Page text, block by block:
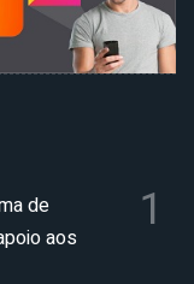
de
aos
1